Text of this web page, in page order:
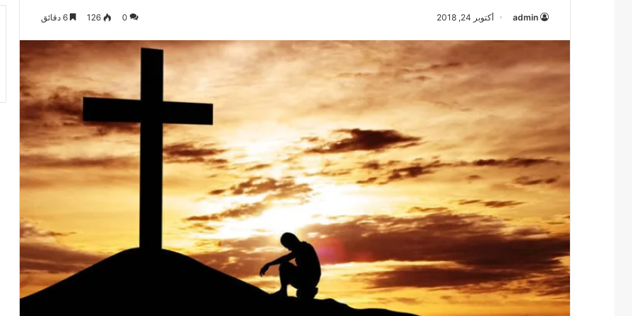
admin أكتوبر 24, 2018 0
126